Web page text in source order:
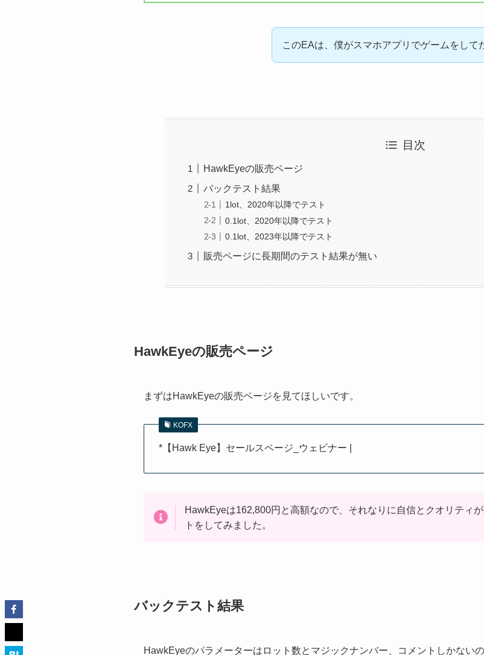
このEAは、僕がスマホアプリでゲームをして
目次
HawkEyeの販売ページ
バックテスト結果
1lot、2020年以降でテスト
0.1lot、2020年以降でテスト
0.1lot、2023年以降でテスト
販売ページに長期間のテスト結果が無い
HawkEyeの販売ページ
まずはHawkEyeの販売ページを見てほしいです。
KOFX
*【Hawk Eye】セールスページ_ウェビナー |
HawkEyeは162,800円と高額なので、それなりに自信とクオリティ
トをしてみました。
バックテスト結果
HawkEyeのパラメーターはロット数とマジックナンバー、コメントしかない